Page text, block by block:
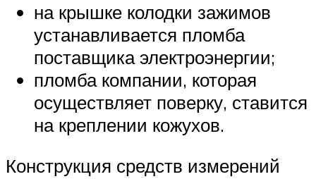
на крышке колодки зажимов
устанавливается пломба
поставщика электроэнергии;
пломба компании, которая
осуществляет поверку, ставится
на креплении кожухов.
Конструкция средств измерений